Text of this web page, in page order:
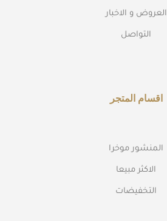
العروض و الاخبار
التواصل
اقسام المتجر
المنشور موخرا
الاكثر مبيعا
التخفيضات